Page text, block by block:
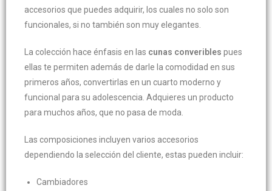
accesorios que puedes adquirir, los cuales no solo son
funcionales, si no también son muy elegantes.
La colección hace énfasis en las cunas converibles pues
ellas te permiten además de darle la comodidad en sus
primeros años, convertirlas en un cuarto moderno y
funcional para su adolescencia. Adquieres un producto
para muchos años, que no pasa de moda.
Las composiciones incluyen varios accesorios
dependiendo la selección del cliente, estas pueden incluir:
Cambiadores